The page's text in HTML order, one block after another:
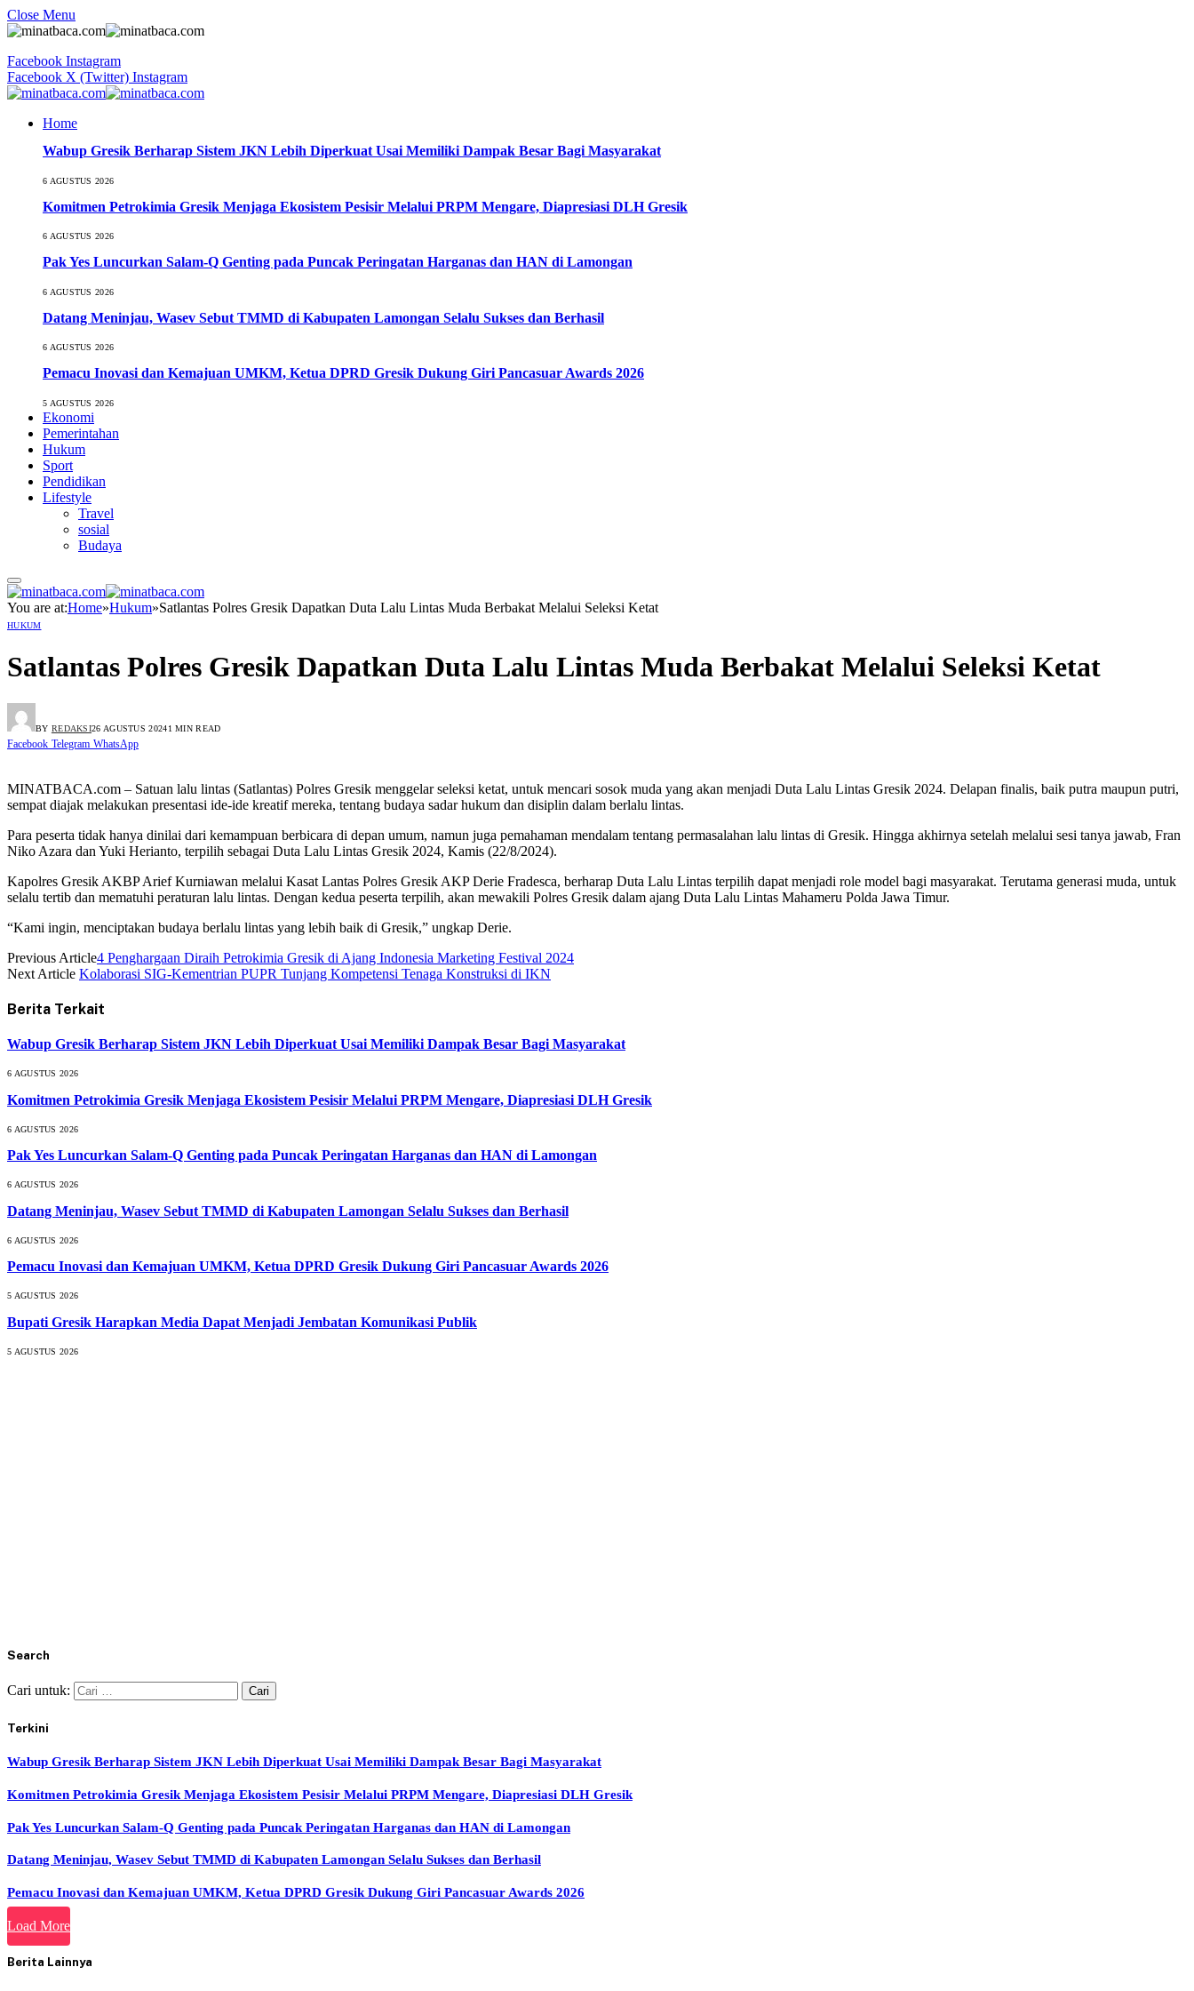
Close Menu
Facebook Instagram
Facebook X (Twitter) Instagram
Home
Wabup Gresik Berharap Sistem JKN Lebih Diperkuat Usai Memiliki Dampak Besar Bagi Masyarakat
6 AGUSTUS 2026
Komitmen Petrokimia Gresik Menjaga Ekosistem Pesisir Melalui PRPM Mengare, Diapresiasi DLH Gresik
6 AGUSTUS 2026
Pak Yes Luncurkan Salam-Q Genting pada Puncak Peringatan Harganas dan HAN di Lamongan
6 AGUSTUS 2026
Datang Meninjau, Wasev Sebut TMMD di Kabupaten Lamongan Selalu Sukses dan Berhasil
6 AGUSTUS 2026
Pemacu Inovasi dan Kemajuan UMKM, Ketua DPRD Gresik Dukung Giri Pancasuar Awards 2026
5 AGUSTUS 2026
Ekonomi
Pemerintahan
Hukum
Sport
Pendidikan
Lifestyle
Travel
sosial
Budaya
You are at:Home»Hukum»Satlantas Polres Gresik Dapatkan Duta Lalu Lintas Muda Berbakat Melalui Seleksi Ketat
HUKUM
Satlantas Polres Gresik Dapatkan Duta Lalu Lintas Muda Berbakat Melalui Seleksi Ketat
BY REDAKSI26 AGUSTUS 20241 MIN READ
Facebook Telegram WhatsApp
MINATBACA.com – Satuan lalu lintas (Satlantas) Polres Gresik menggelar seleksi ketat, untuk mencari sosok muda yang akan menjadi Duta Lalu Lintas Gresik 2024. Delapan finalis, baik putra maupun putri,
sempat diajak melakukan presentasi ide-ide kreatif mereka, tentang budaya sadar hukum dan disiplin dalam berlalu lintas.
Para peserta tidak hanya dinilai dari kemampuan berbicara di depan umum, namun juga pemahaman mendalam tentang permasalahan lalu lintas di Gresik. Hingga akhirnya setelah melalui sesi tanya jawab, Fran
Niko Azara dan Yuki Herianto, terpilih sebagai Duta Lalu Lintas Gresik 2024, Kamis (22/8/2024).
Kapolres Gresik AKBP Arief Kurniawan melalui Kasat Lantas Polres Gresik AKP Derie Fradesca, berharap Duta Lalu Lintas terpilih dapat menjadi role model bagi masyarakat. Terutama generasi muda, untuk
selalu tertib dan mematuhi peraturan lalu lintas. Dengan kedua peserta terpilih, akan mewakili Polres Gresik dalam ajang Duta Lalu Lintas Mahameru Polda Jawa Timur.
“Kami ingin, menciptakan budaya berlalu lintas yang lebih baik di Gresik,” ungkap Derie.
Previous Article4 Penghargaan Diraih Petrokimia Gresik di Ajang Indonesia Marketing Festival 2024
Next Article Kolaborasi SIG-Kementrian PUPR Tunjang Kompetensi Tenaga Konstruksi di IKN
Berita Terkait
Wabup Gresik Berharap Sistem JKN Lebih Diperkuat Usai Memiliki Dampak Besar Bagi Masyarakat
6 AGUSTUS 2026
Komitmen Petrokimia Gresik Menjaga Ekosistem Pesisir Melalui PRPM Mengare, Diapresiasi DLH Gresik
6 AGUSTUS 2026
Pak Yes Luncurkan Salam-Q Genting pada Puncak Peringatan Harganas dan HAN di Lamongan
6 AGUSTUS 2026
Datang Meninjau, Wasev Sebut TMMD di Kabupaten Lamongan Selalu Sukses dan Berhasil
6 AGUSTUS 2026
Pemacu Inovasi dan Kemajuan UMKM, Ketua DPRD Gresik Dukung Giri Pancasuar Awards 2026
5 AGUSTUS 2026
Bupati Gresik Harapkan Media Dapat Menjadi Jembatan Komunikasi Publik
5 AGUSTUS 2026
Search
Cari untuk:
Terkini
Wabup Gresik Berharap Sistem JKN Lebih Diperkuat Usai Memiliki Dampak Besar Bagi Masyarakat
Komitmen Petrokimia Gresik Menjaga Ekosistem Pesisir Melalui PRPM Mengare, Diapresiasi DLH Gresik
Pak Yes Luncurkan Salam-Q Genting pada Puncak Peringatan Harganas dan HAN di Lamongan
Datang Meninjau, Wasev Sebut TMMD di Kabupaten Lamongan Selalu Sukses dan Berhasil
Pemacu Inovasi dan Kemajuan UMKM, Ketua DPRD Gresik Dukung Giri Pancasuar Awards 2026
Load More
Berita Lainnya